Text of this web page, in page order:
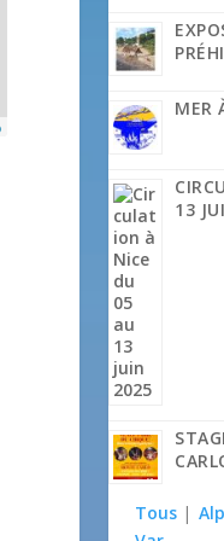
MER
13
Tous |